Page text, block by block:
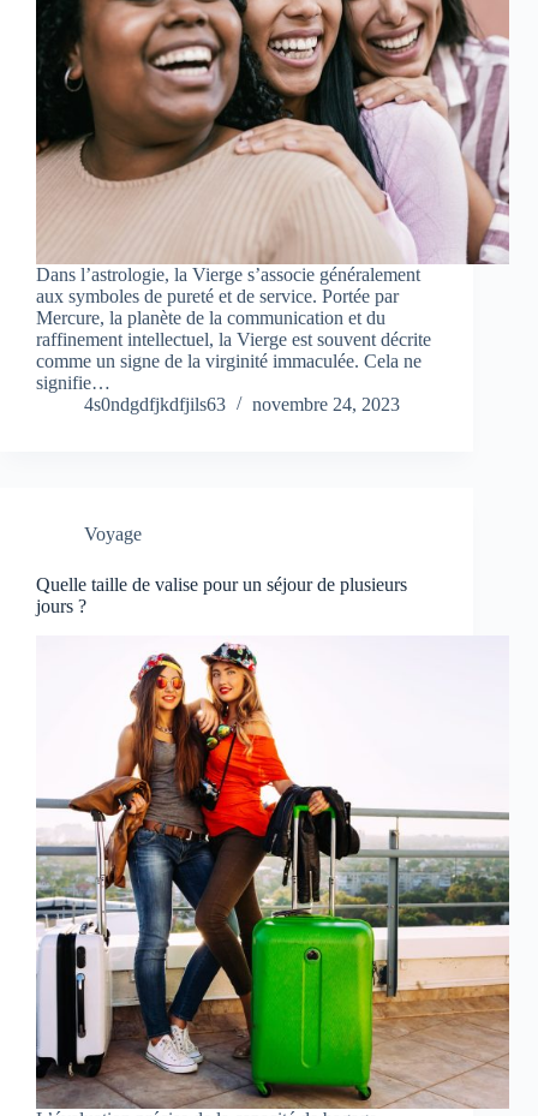
Dans l’astrologie, la Vierge s’associe généralement
aux symboles de pureté et de service. Portée par
Mercure, la planète de la communication et du
raffinement intellectuel, la Vierge est souvent décrite
comme un signe de la virginité immaculée. Cela ne
signifie…
4s0ndgdfjkdfjils63
novembre 24, 2023
Voyage
Quelle taille de valise pour un séjour de plusieurs
jours ?